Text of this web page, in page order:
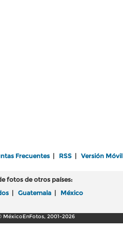
Frecuentes RSS Versión Móvil
fotos de otros países:
Guatemala México
MéxicoEnFotos, 2001-2026